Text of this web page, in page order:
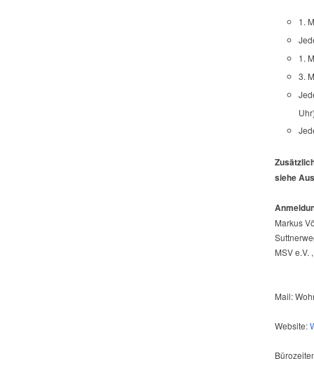
1.
1.
3.
Uhr)
siehe
Markus
MSV e.V. ,
Mail:
Website: